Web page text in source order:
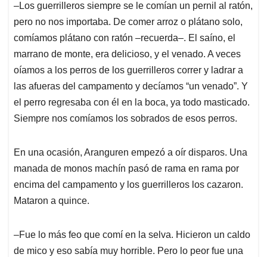
‒Los guerrilleros siempre se le comían un pernil al ratón,
pero no nos importaba. De comer arroz o plátano solo,
comíamos plátano con ratón ‒recuerda‒. El saíno, el
marrano de monte, era delicioso, y el venado. A veces
oíamos a los perros de los guerrilleros correr y ladrar a
las afueras del campamento y decíamos “un venado”. Y
el perro regresaba con él en la boca, ya todo masticado.
Siempre nos comíamos los sobrados de esos perros.
En una ocasión, Aranguren empezó a oír disparos. Una
manada de monos machín pasó de rama en rama por
encima del campamento y los guerrilleros los cazaron.
Mataron a quince.
‒Fue lo más feo que comí en la selva. Hicieron un caldo
de mico y eso sabía muy horrible. Pero lo peor fue una